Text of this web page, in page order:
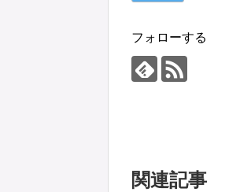
フォローする
関連記事